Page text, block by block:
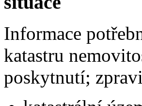
Informace
katastru
poskytnutí;